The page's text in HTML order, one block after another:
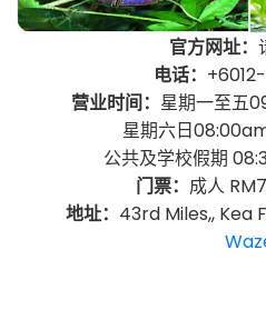
官方网址：
电话：
营业时间： 星期一至五
星期六日
公共及学校假期
门票： 成人
地址： 43rd Miles,, Kea